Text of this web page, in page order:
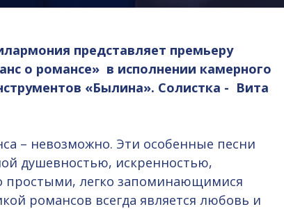
представляет премьеру
о романсе» в исполнении камерного
«Былина». Солистка - Вита
– невозможно. Эти особенные песни
душевностью, искренностью,
простыми, легко запоминающимися
романсов всегда является любовь и